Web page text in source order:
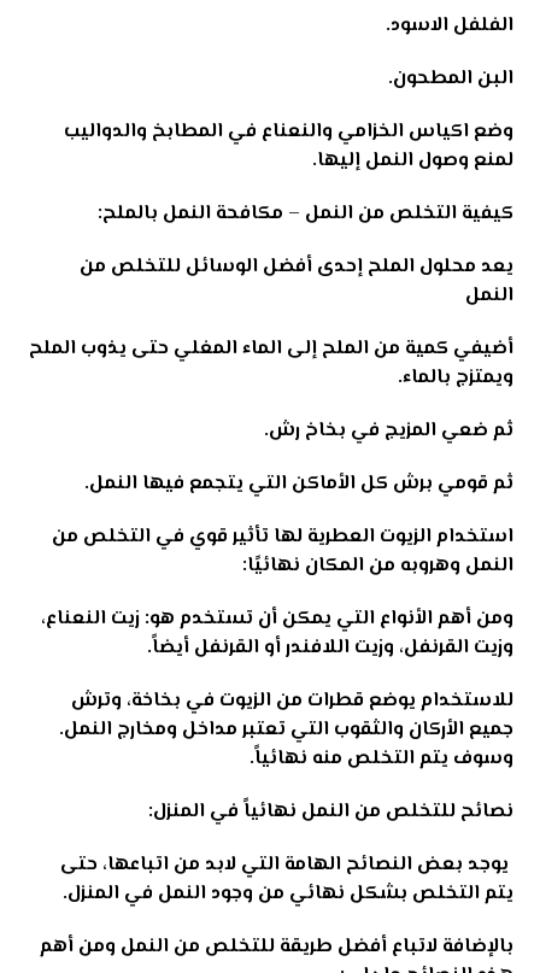
الفلفل الاسود.
البن المطحون.
وضع اكياس الخزامي والنعناع في المطابخ والدواليب
لمنع وصول النمل إليها.
كيفية التخلص من النمل – مكافحة النمل بالملح:
يعد محلول الملح إحدى أفضل الوسائل للتخلص من
النمل
أضيفي كمية من الملح إلى الماء المغلي حتى يذوب الملح
ويمتزج بالماء.
ثم ضعي المزيج في بخاخ رش.
ثم قومي برش كل الأماكن التي يتجمع فيها النمل.
استخدام الزيوت العطرية لها تأثير قوي في التخلص من
النمل وهروبه من المكان نهائيًا:
ومن أهم الأنواع التي يمكن أن تستخدم هو: زيت النعناع،
وزيت القرنفل، وزيت اللافندر أو القرنفل أيضاً.
للاستخدام يوضع قطرات من الزيوت في بخاخة، وترش
جميع الأركان والثقوب التي تعتبر مداخل ومخارج النمل.
وسوف يتم التخلص منه نهائياً.
نصائح للتخلص من النمل نهائياً في المنزل:
يوجد بعض النصائح الهامة التي لابد من اتباعها، حتى
يتم التخلص بشكل نهائي من وجود النمل في المنزل.
بالإضافة لاتباع أفضل طريقة للتخلص من النمل ومن أهم